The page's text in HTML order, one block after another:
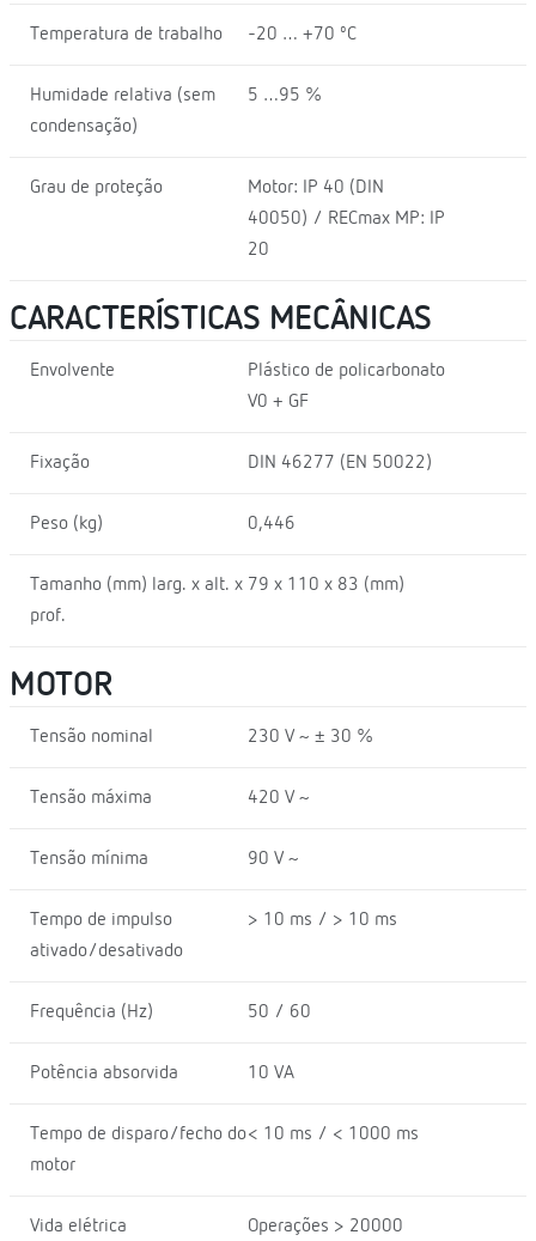
Temperatura de trabalho -20 … +70 ºC
Humidade relativa (sem
condensação)
5 …95 %
Grau de proteção
Motor: IP 40 (DIN
40050) / RECmax MP: IP
20
CARACTERÍSTICAS MECÂNICAS
Envolvente
Plástico de policarbonato
V0 + GF
Fixação DIN 46277 (EN 50022)
Peso (kg) 0,446
Tamanho (mm) larg. x alt. x
prof.
79 x 110 x 83 (mm)
MOTOR
Tensão nominal 230 V ~ ± 30 %
Tensão máxima 420 V ~
Tensão mínima 90 V ~
Tempo de impulso
ativado/desativado
> 10 ms / > 10 ms
Frequência (Hz) 50 / 60
Potência absorvida 10 VA
Tempo de disparo/fecho do
motor
< 10 ms / < 1000 ms
Vida elétrica Operações > 20000